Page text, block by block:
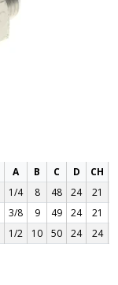
A B C D CH
1/4 8 48 24
21
3/8 9 49 24
21
1/2 10 50 24 24